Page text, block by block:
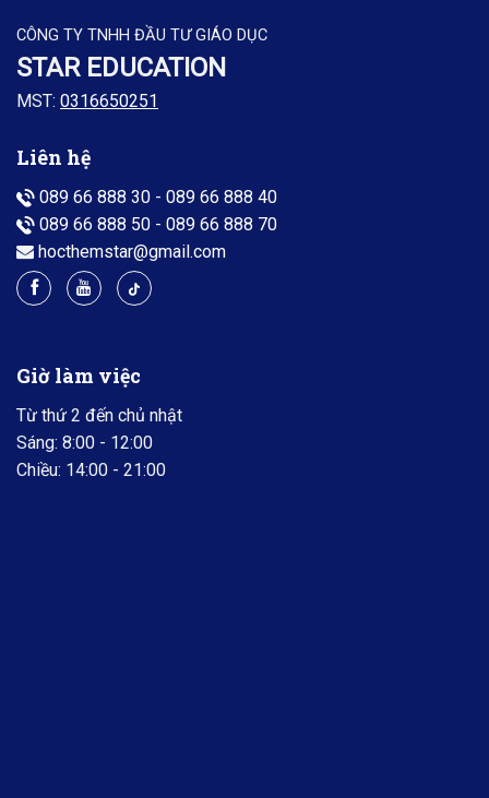
CÔNG TY TNHH ĐẦU TƯ GIÁO DỤC
STAR EDUCATION
MST: 0316650251
Liên hệ
089 66 888 30 - 089 66 888 40
089 66 888 50 - 089 66 888 70
hocthemstar@gmail.com
Giờ làm việc
Từ thứ 2 đến chủ nhật
Sáng: 8:00 - 12:00
Chiều: 14:00 - 21:00